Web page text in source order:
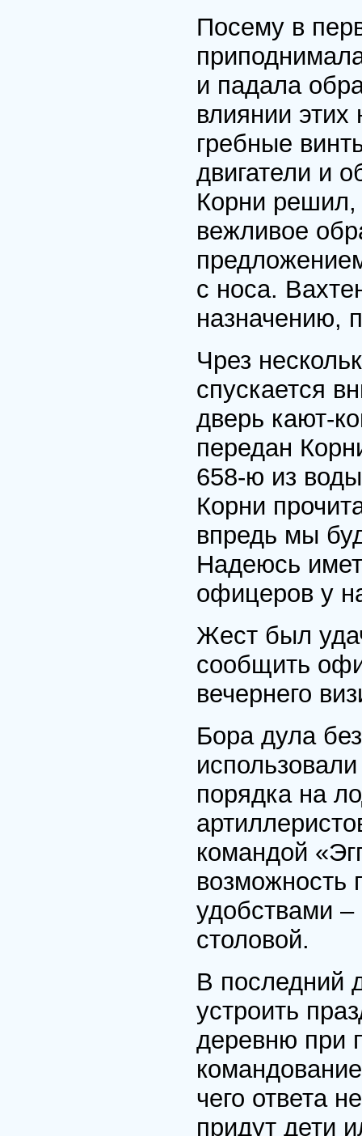
Посему в
и падала
влиянии
гребные
двигатели и
Корни решил,
вежливое
с носа.
назначению,
Чрез
спускается
дверь кают-
передан
658-ю из
Корни
впредь мы
Надеюсь
офицеров у
Жест был
сообщить
вечернего
Бора дула
порядка на
командой
возможность
удобствами
столовой.
В последний
устроить
деревню при
чего ответа
придут дети